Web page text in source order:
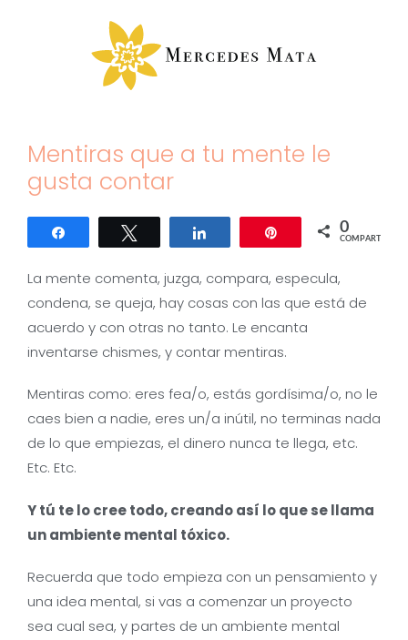
Mentiras que a tu mente le
gusta contar
Compartir Twittear Compartir 0
COMPARTIR
La mente comenta, juzga, compara, especula,
condena, se queja, hay cosas con las que está de
acuerdo y con otras no tanto. Le encanta
inventarse chismes, y contar mentiras.
Mentiras como: eres fea/o, estás gordísima/o, no le
caes bien a nadie, eres un/a inútil, no terminas nada
de lo que empiezas, el dinero nunca te llega, etc.
Etc. Etc.
Y tú te lo cree todo, creando así lo que se llama
un ambiente mental tóxico.
Recuerda que todo empieza con un pensamiento y
una idea mental, si vas a comenzar un proyecto
sea cual sea, y partes de un ambiente mental